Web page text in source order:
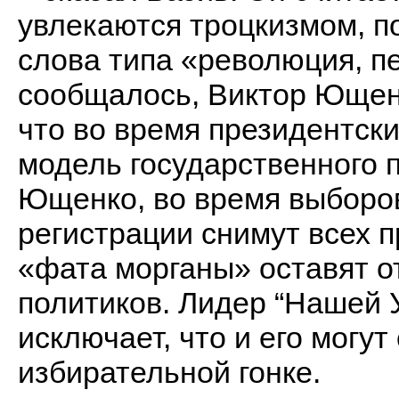
увлекаются троцкизмом,
слова типа «революция,
сообщалось, Виктор
что во время
модель
Ющенко, во время
регистрации снимут всех
«фата морганы» оставят
политиков. Лидер “Нашей
исключает, что и его
избирательной гонке.